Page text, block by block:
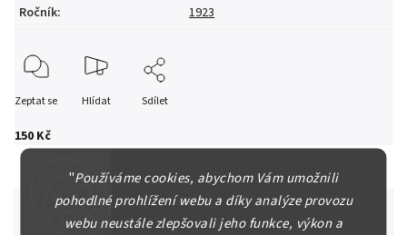
"Používáme cookies, abychom Vám umožnili
pohodlné prohlížení webu a díky analýze provozu
webu neustále zlepšovali jeho funkce, výkon a
150 Kč
Ročník: 1923
Zeptat se Hlídat Sdílet